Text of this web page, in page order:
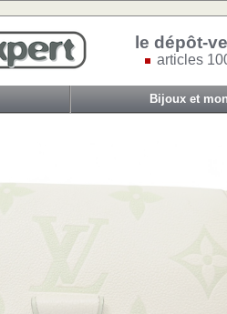
le dépôt-
articles
Bijoux et